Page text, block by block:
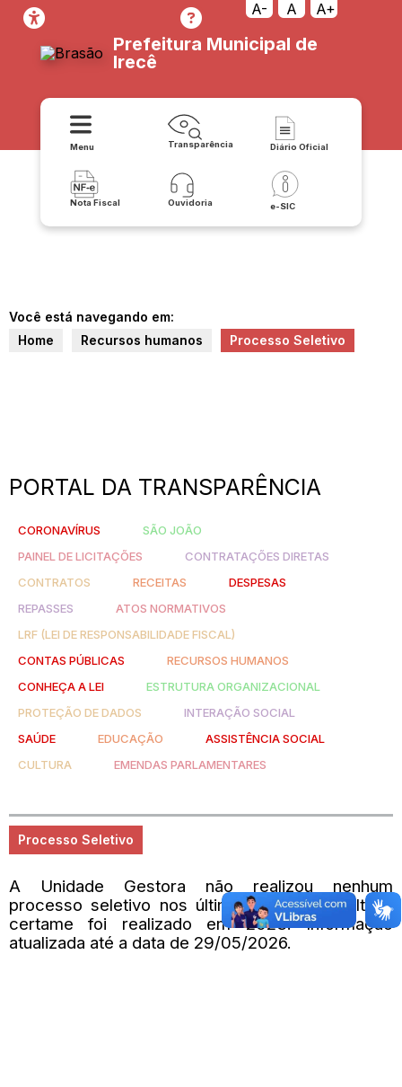
A- A A+
Prefeitura Municipal de
Irecê
Menu Transparência Diário Oficial
Nota Fiscal Ouvidoria e-SIC
Você está navegando em:
Home
Recursos humanos Processo Seletivo
PORTAL DA TRANSPARÊNCIA
CORONAVÍRUS
SÃO JOÃO
PAINEL DE LICITAÇÕES
CONTRATAÇÕES DIRETAS
CONTRATOS
RECEITAS
DESPESAS
REPASSES
ATOS NORMATIVOS
LRF (LEI DE RESPONSABILIDADE FISCAL)
CONTAS PÚBLICAS
RECURSOS HUMANOS
CONHEÇA A LEI
ESTRUTURA ORGANIZACIONAL
PROTEÇÃO DE DADOS
INTERAÇÃO SOCIAL
SAÚDE
EDUCAÇÃO
ASSISTÊNCIA SOCIAL
CULTURA
EMENDAS PARLAMENTARES
Processo Seletivo
A Unidade Gestora não realizou nenhum
processo seletivo nos últimos 2 anos. O último
certame foi realizado em 2023. Informação
atualizada até a data de 29/05/2026.